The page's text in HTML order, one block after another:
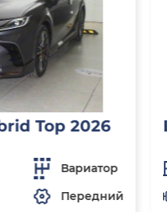
Top 2026
Вариатор
Передний